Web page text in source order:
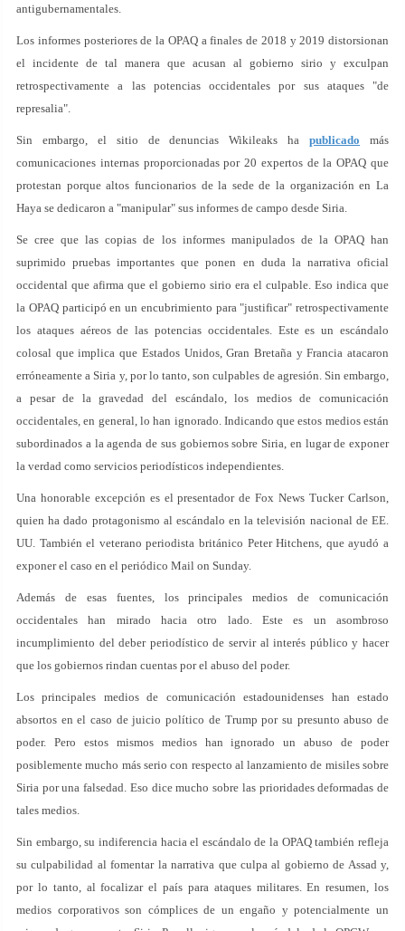
antigubernamentales.
Los informes posteriores de la OPAQ a finales de 2018 y 2019 distorsionan
el incidente de tal manera que acusan al gobierno sirio y exculpan
retrospectivamente a las potencias occidentales por sus ataques "de
represalia".
Sin embargo, el sitio de denuncias Wikileaks hapublicado más
comunicaciones internas proporcionadas por 20 expertos de la OPAQ que
protestan porque altos funcionarios de la sede de la organización en La
Haya se dedicaron a "manipular" sus informes de campo desde Siria.
Se cree que las copias de los informes manipulados de la OPAQ han
suprimido pruebas importantes que ponen en duda la narrativa oficial
occidental que afirma que el gobierno sirio era el culpable. Eso indica que
la OPAQ participó en un encubrimiento para "justificar" retrospectivamente
los ataques aéreos de las potencias occidentales. Este es un escándalo
colosal que implica que Estados Unidos, Gran Bretaña y Francia atacaron
erróneamente a Siria y, por lo tanto, son culpables de agresión. Sin embargo,
a pesar de la gravedad del escándalo, los medios de comunicación
occidentales, en general, lo han ignorado. Indicando que estos medios están
subordinados a la agenda de sus gobiernos sobre Siria, en lugar de exponer
la verdad como servicios periodísticos independientes.
Una honorable excepción es el presentador de Fox News Tucker Carlson,
quien ha dado protagonismo al escándalo en la televisión nacional de EE.
UU. También el veterano periodista británico Peter Hitchens, que ayudó a
exponer el caso en el periódico Mail on Sunday.
Además de esas fuentes, los principales medios de comunicación
occidentales han mirado hacia otro lado. Este es un asombroso
incumplimiento del deber periodístico de servir al interés público y hacer
que los gobiernos rindan cuentas por el abuso del poder.
Los principales medios de comunicación estadounidenses han estado
absortos en el caso de juicio político de Trump por su presunto abuso de
poder. Pero estos mismos medios han ignorado un abuso de poder
posiblemente mucho más serio con respecto al lanzamiento de misiles sobre
Siria por una falsedad. Eso dice mucho sobre las prioridades deformadas de
tales medios.
Sin embargo, su indiferencia hacia el escándalo de la OPAQ también refleja
su culpabilidad al fomentar la narrativa que culpa al gobierno de Assad y,
por lo tanto, al focalizar el país para ataques militares. En resumen, los
medios corporativos son cómplices de un engaño y potencialmente un